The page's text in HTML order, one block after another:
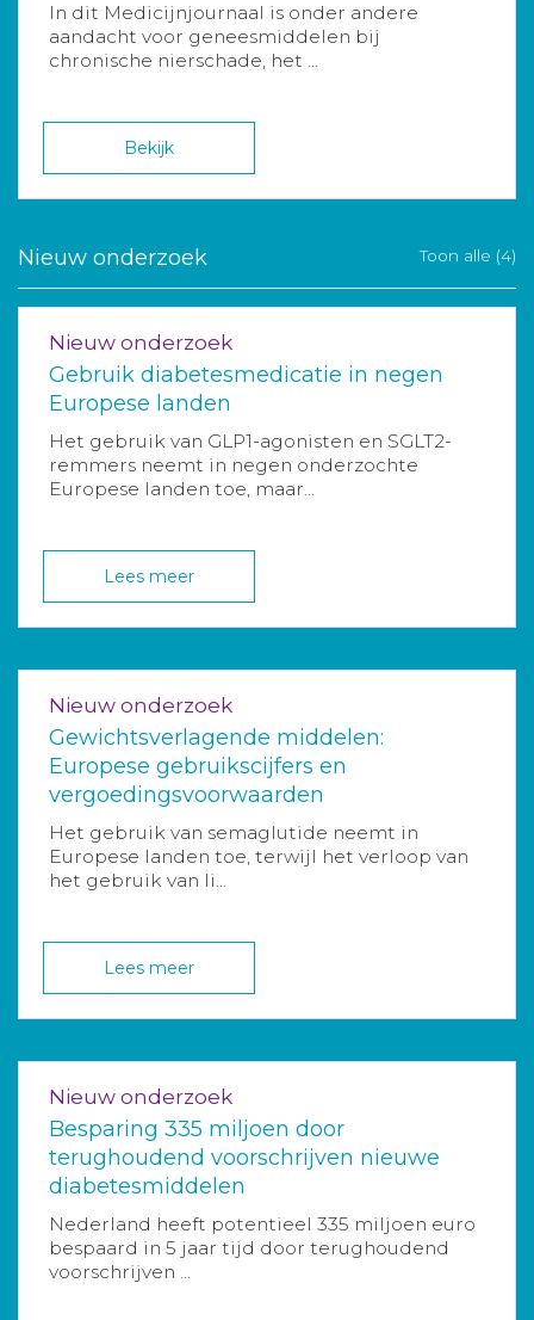
In dit Medicijnjournaal is onder andere
aandacht voor geneesmiddelen bij
chronische nierschade, het ...
Bekijk
Nieuw onderzoek Toon alle (4)
Nieuw onderzoek
Gebruik diabetesmedicatie in negen
Europese landen
Het gebruik van GLP1-agonisten en SGLT2-
remmers neemt in negen onderzochte
Europese landen toe, maar...
Lees meer
Nieuw onderzoek
Gewichtsverlagende middelen:
Europese gebruikscijfers en
vergoedingsvoorwaarden
Het gebruik van semaglutide neemt in
Europese landen toe, terwijl het verloop van
het gebruik van li...
Lees meer
Nieuw onderzoek
Besparing 335 miljoen door
terughoudend voorschrijven nieuwe
diabetesmiddelen
Nederland heeft potentieel 335 miljoen euro
bespaard in 5 jaar tijd door terughoudend
voorschrijven ...